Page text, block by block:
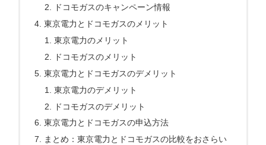
ドコモガスのキャンペーン情報
東京電力とドコモガスのメリット
東京電力のメリット
ドコモガスのメリット
東京電力とドコモガスのデメリット
東京電力のデメリット
ドコモガスのデメリット
東京電力とドコモガスの申込方法
まとめ：東京電力とドコモガスの比較をおさらい